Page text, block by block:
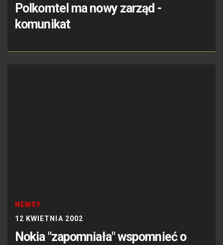
Polkomtel ma nowy zarząd -
komunikat
NEWSY
12 KWIETNIA 2002
Nokia "zapomniała" wspomnieć o